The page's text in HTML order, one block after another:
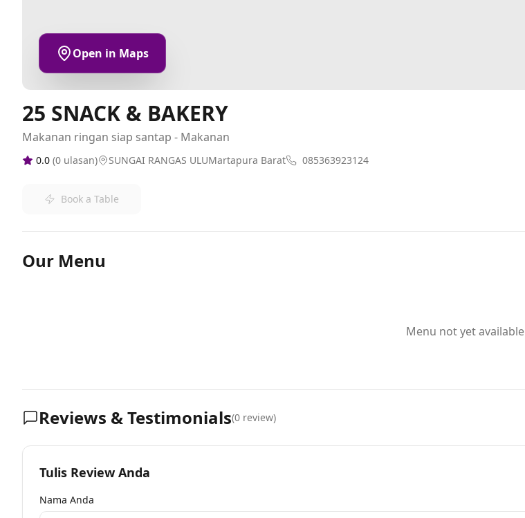
Open in Maps
25 SNACK & BAKERY
Makanan ringan siap santap - Makanan
0.0 (0 ulasan) SUNGAI RANGAS ULUMartapura Barat 085363923124
Book a Table
Our Menu
Menu not yet available
Reviews & Testimonials(0 review)
Tulis Review Anda
Nama Anda